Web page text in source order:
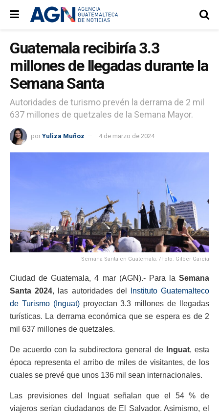
Guatemala recibiría 3.3
millones de llegadas durante la
Semana Santa
Autoridades de turismo prevén la derrama de 2 mil
637 millones de quetzales de la Semana Mayor.
por Yuliza Muñoz 4 de marzo de 2024
Semana Santa en Guatemala. /Foto: Gilber García
Ciudad de Guatemala, 4 mar (AGN).- Para la Semana
Santa 2024, las autoridades del
Instituto Guatemalteco
de Turismo (Inguat)proyectan 3.3 millones de llegadas
turísticas. La derrama económica que se espera es de 2
mil 637 millones de quetzales.
De acuerdo con la subdirectora general de Inguat, esta
época representa el arribo de miles de visitantes, de los
cuales se prevé que unos 136 mil sean internacionales.
Las previsiones del Inguat señalan que el 54 % de
viajeros serían ciudadanos de El Salvador. Asimismo, el